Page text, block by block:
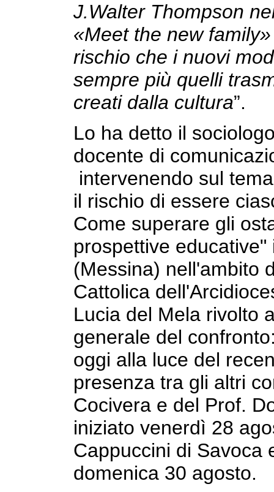
J.Walter Thompson
«Meet the new
rischio che i nuovi
sempre più quelli
creati dalla cultura”.
Lo ha detto il
docente di
intervenendo sul
il rischio di essere
Come superare gli
prospettive
(Messina) nell'ambito
Cattolica
Lucia del Mela rivolto
generale del
oggi alla luce del
presenza tra gli altri
Cocivera e del Prof.
iniziato venerdì 28
Cappuccini di Savoca
domenica 30 agosto.